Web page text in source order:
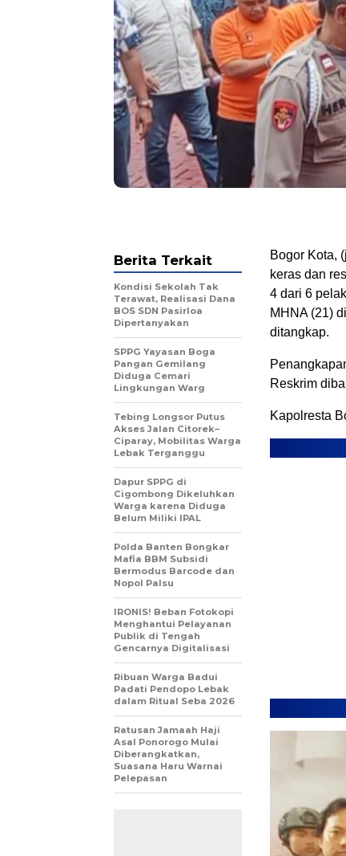
Bogor Kota,
keras dan
4 dari 6
MHNA (21)
ditangkap.
Reskrim
Kapolresta
Berita Terkait
Kondisi Sekolah Tak
Terawat, Realisasi Dana
BOS SDN Pasirloa
Dipertanyakan
SPPG Yayasan Boga
Pangan Gemilang
Diduga Cemari
Lingkungan Warg
Tebing Longsor Putus
Akses Jalan Citorek–
Ciparay, Mobilitas Warga
Lebak Terganggu
Dapur SPPG di
Cigombong Dikeluhkan
Warga karena Diduga
Belum Miliki IPAL
Polda Banten Bongkar
Mafia BBM Subsidi
Bermodus Barcode dan
Nopol Palsu
IRONIS! Beban Fotokopi
Menghantui Pelayanan
Publik di Tengah
Gencarnya Digitalisasi
Ribuan Warga Badui
Padati Pendopo Lebak
dalam Ritual Seba 2026
Ratusan Jamaah Haji
Asal Ponorogo Mulai
Diberangkatkan,
Suasana Haru Warnai
Pelepasan